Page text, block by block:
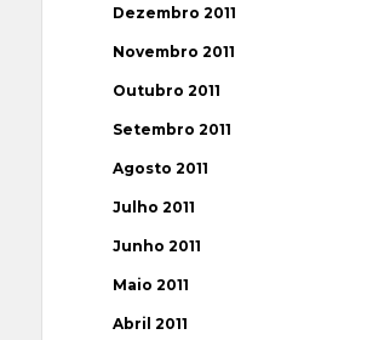
Dezembro 2011
Novembro 2011
Outubro 2011
Setembro 2011
Agosto 2011
Julho 2011
Junho 2011
Maio 2011
Abril 2011